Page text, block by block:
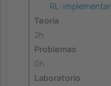
RL:
Teoría
2h
Problemas
0h
Laboratorio